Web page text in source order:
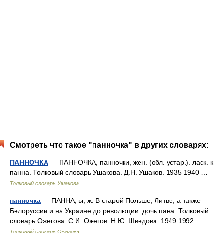
Смотреть что такое "панночка" в других словарях:
ПАННОЧКА — ПАННОЧКА, панночки, жен. (обл. устар.). ласк. к
панна. Толковый словарь Ушакова. Д.Н. Ушаков. 1935 1940 …
Толковый словарь Ушакова
панночка — ПАННА, ы, ж. В старой Польше, Литве, а также
Белоруссии и на Украине до революции: дочь пана. Толковый
словарь Ожегова. С.И. Ожегов, Н.Ю. Шведова. 1949 1992 …
Толковый словарь Ожегова